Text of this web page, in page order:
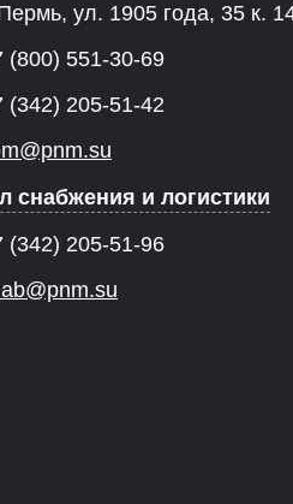
ул. 1905 года, 35 к.
(800) 551-30-69
(342) 205-51-42
снабжения и логистики
(342) 205-51-96